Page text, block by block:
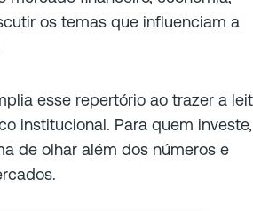
os temas que influenciam a
esse repertório ao trazer a
institucional. Para quem investe,
de olhar além dos números e